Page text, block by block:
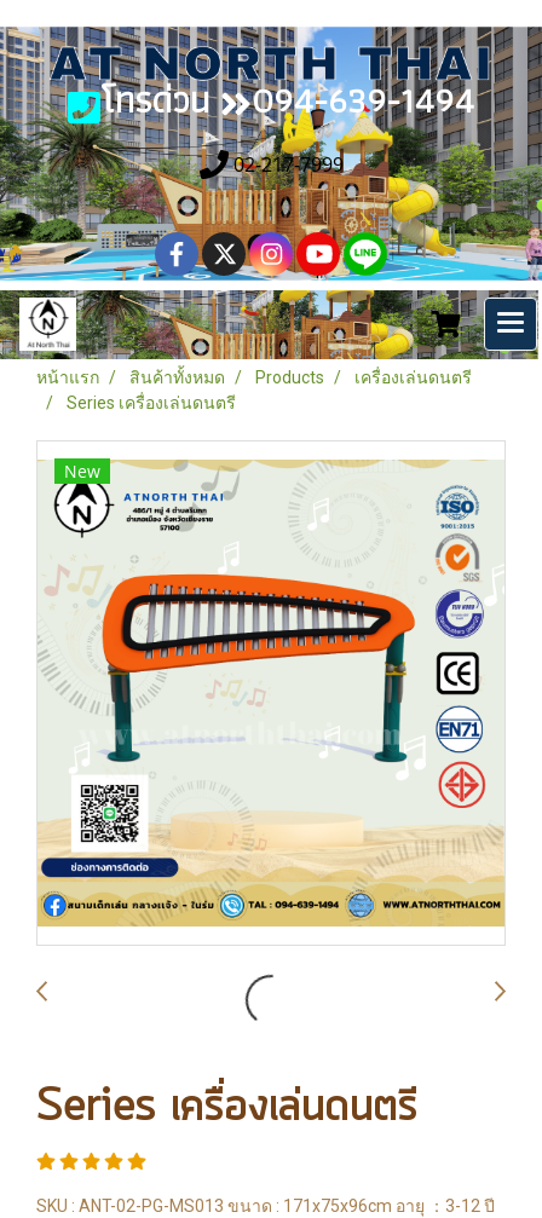
โทรด่วน 094-639-1494
02-217-7999
หน้าแรก สินค้าทั้งหมด Products
เครื่องเล่นดนตรี
Series เครื่องเล่นดนตรี
New
Series เครื่องเล่นดนตรี
SKU : ANT-02-PG-MS013 ขนาด : 171x75x96cm อายุ ：3-12 ปี